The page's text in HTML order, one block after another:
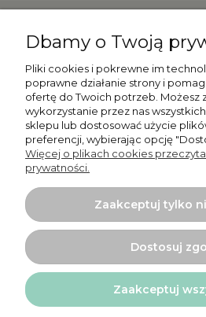
Moje konto
Płatności i dostawa
Informacje
O nas
Projekt i wykonanie:
Dbamy o Twoją
Pliki cookies i pokrewne im
poprawne działanie strony i
ofertę do Twoich potrzeb. Możesz
wykorzystanie przez nas
sklepu lub dostosować użycie
preferencji, wybierając opcję
Więcej o plikach cookies
prywatności.
Zaakceptuj tylko
Dostosuj
Zaakceptuj